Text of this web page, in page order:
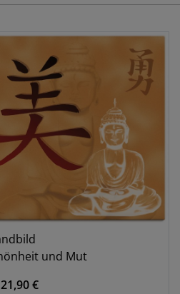
Bilder
und Mut
€